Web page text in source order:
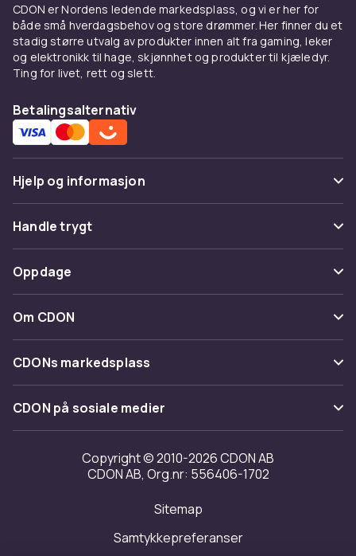
CDON er Nordens ledende markedsplass, og vi er her for
både små hverdagsbehov og store drømmer. Her finner du et
stadig større utvalg av produkter innen alt fra gaming, leker
og elektronikk til hage, skjønnhet og produkter til kjæledyr.
Ting for livet, rett og slett.
Betalingsalternativ
Hjelp og informasjon
Vanlige spørsmål
Spor pakke
Angre & returner her
Kontakt oss
Handle trygt
Betaling
Levering
Tilbakekallinger
Oppdage
Kategorier
Varemerker
Om CDON
Om oss
Kundeanmeldelser
Jobbe på CDON
Investor relations
Tilgjengelighet
CDONs markedsplass
Merchant Help Center
CDON på sosiale medier
Copyright © 2010-2026 CDON AB
CDON AB, Org.nr: 556406-1702
Sitemap
Samtykkepreferanser